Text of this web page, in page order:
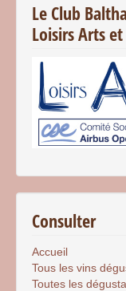
Le Club
Loisirs Arts
Consulter
Accueil
Tous les vins
Toutes les